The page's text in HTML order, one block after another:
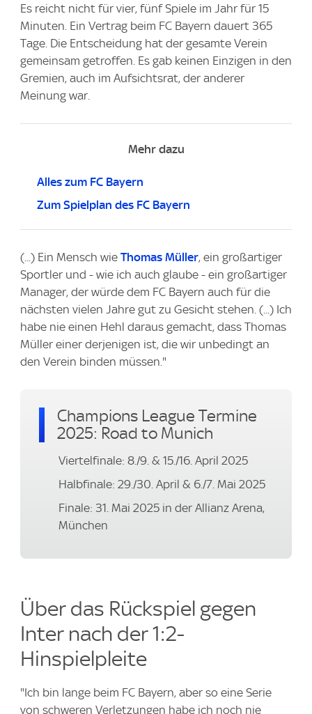
Es reicht nicht für vier, fünf Spiele im Jahr für 15
Minuten. Ein Vertrag beim FC Bayern dauert 365
Tage. Die Entscheidung hat der gesamte Verein
gemeinsam getroffen. Es gab keinen Einzigen in den
Gremien, auch im Aufsichtsrat, der anderer
Meinung war.
Mehr dazu
Alles zum FC Bayern
Zum Spielplan des FC Bayern
(...) Ein Mensch wie Thomas Müller, ein großartiger
Sportler und - wie ich auch glaube - ein großartiger
Manager, der würde dem FC Bayern auch für die
nächsten vielen Jahre gut zu Gesicht stehen. (...) Ich
habe nie einen Hehl daraus gemacht, dass Thomas
Müller einer derjenigen ist, die wir unbedingt an
den Verein binden müssen."
Champions League Termine
2025: Road to Munich
Viertelfinale: 8./9. & 15./16. April 2025
Halbfinale: 29./30. April & 6./7. Mai 2025
Finale: 31. Mai 2025 in der Allianz Arena,
München
Über das Rückspiel gegen
Inter nach der 1:2-
Hinspielpleite
"Ich bin lange beim FC Bayern, aber so eine Serie
von schweren Verletzungen habe ich noch nie